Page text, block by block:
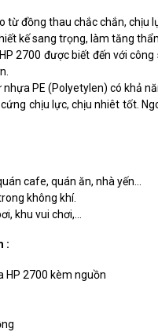
từ đồng thau chắc chắn, chịu
kế sang trọng, làm tăng
2700 được biết đến với
PE (Polyetylen) có khả
chịu lực, chịu nhiêt tốt.
cafe, quán ăn, nhà yến...
không khí.
khu vui chơi,...
:
HP 2700 kèm nguồn